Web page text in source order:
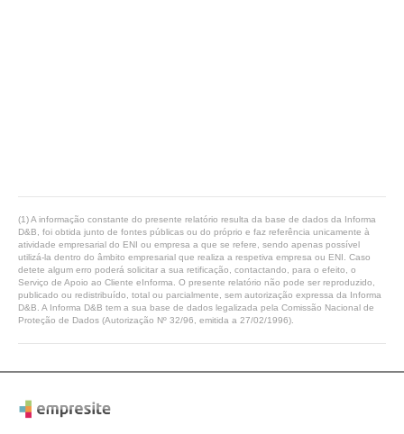
(1) A informação constante do presente relatório resulta da base de dados da Informa
D&B, foi obtida junto de fontes públicas ou do próprio e faz referência unicamente à
atividade empresarial do ENI ou empresa a que se refere, sendo apenas possível
utilizá-la dentro do âmbito empresarial que realiza a respetiva empresa ou ENI. Caso
detete algum erro poderá solicitar a sua retificação, contactando, para o efeito, o
Serviço de Apoio ao Cliente eInforma. O presente relatório não pode ser reproduzido,
publicado ou redistribuído, total ou parcialmente, sem autorização expressa da Informa
D&B. A Informa D&B tem a sua base de dados legalizada pela Comissão Nacional de
Proteção de Dados (Autorização Nº 32/96, emitida a 27/02/1996).